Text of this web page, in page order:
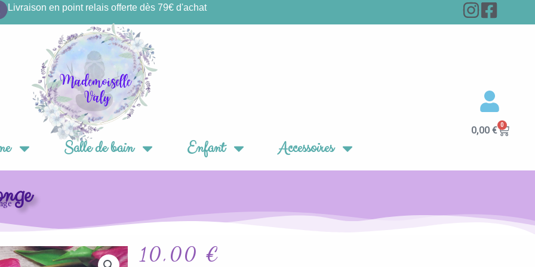
Livraison en point relais offerte dès 79€ d'achat
Salle de bain Enfant Accessoires
0,00 € 0
Panier
10,00 €